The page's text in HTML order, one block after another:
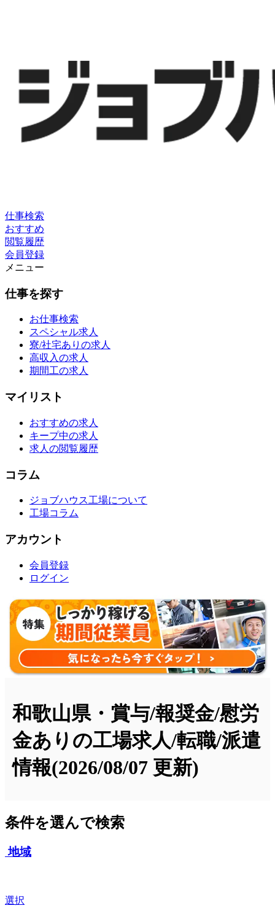
仕事検索
おすすめ
閲覧履歴
会員登録
メニュー
仕事を探す
お仕事検索
スペシャル求人
寮/社宅ありの求人
高収入の求人
期間工の求人
マイリスト
おすすめの求人
キープ中の求人
求人の閲覧履歴
コラム
ジョブハウス工場について
工場コラム
アカウント
会員登録
ログイン
和歌山県・賞与/報奨金/慰労
金ありの工場求人/転職/派遣
情報(2026/08/07 更新)
条件を選んで検索
地域
選択